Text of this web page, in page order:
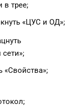
в трее;
«ЦУС и ОД»;
«Свойства»;